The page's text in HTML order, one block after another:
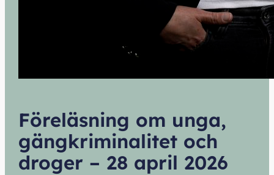
Föreläsning om unga,
gängkriminalitet och
droger – 28 april 2026